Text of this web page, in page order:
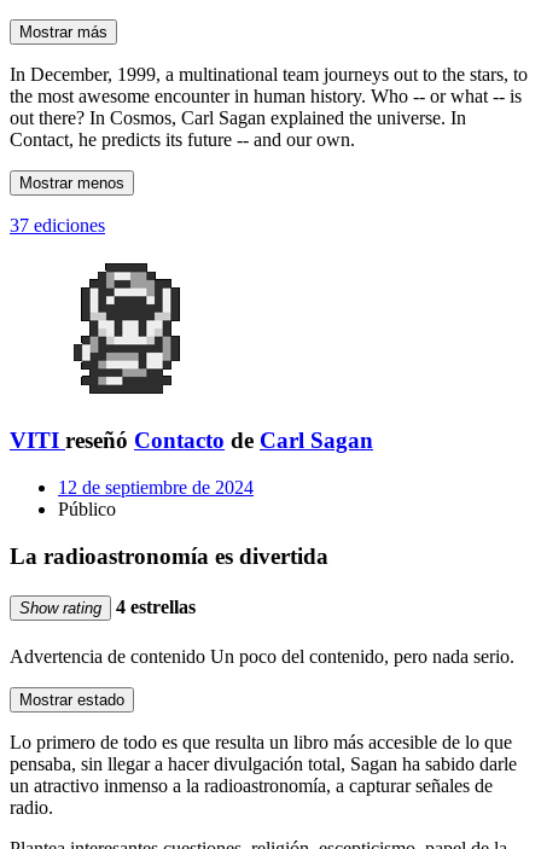
Mostrar más
In December, 1999, a multinational team journeys out to the stars, to
the most awesome encounter in human history. Who -- or what -- is
out there? In Cosmos, Carl Sagan explained the universe. In
Contact, he predicts its future -- and our own.
Mostrar menos
37 ediciones
VITI reseñó Contacto de Carl Sagan
12 de septiembre de 2024
Público
La radioastronomía es divertida
Show rating 4 estrellas
Advertencia de contenido Un poco del contenido, pero nada serio.
Mostrar estado
Lo primero de todo es que resulta un libro más accesible de lo que
pensaba, sin llegar a hacer divulgación total, Sagan ha sabido darle
un atractivo inmenso a la radioastronomía, a capturar señales de
radio.